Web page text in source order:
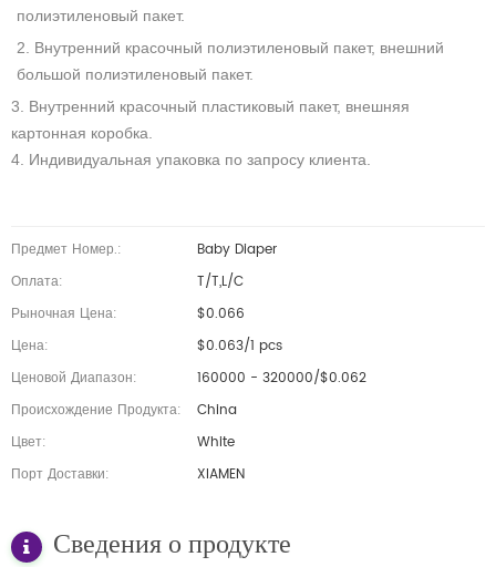
полиэтиленовый пакет.
2. Внутренний красочный полиэтиленовый пакет, внешний
большой полиэтиленовый пакет.
3. Внутренний красочный пластиковый пакет, внешняя
картонная коробка.
4. Индивидуальная упаковка по запросу клиента.
Предмет Номер.:
Baby Diaper
Оплата:
T/T,L/C
Рыночная Цена:
$0.066
Цена:
$0.063/1 pcs
Ценовой Диапазон:
160000 - 320000/$0.062
Происхождение Продукта:
China
Цвет:
White
Порт Доставки:
XIAMEN
Сведения о продукте